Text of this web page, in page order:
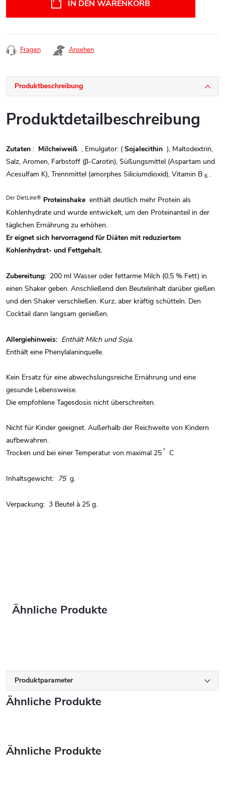
IN DEN WARENKORB
Fragen Ansehen
Produktbeschreibung
Produktdetailbeschreibung
Zutaten : Milcheiweiß , Emulgator: ( Sojalecithin ), Maltodextrin,
Salz, Aromen, Farbstoff (β-Carotin), Süßungsmittel (Aspartam und
Acesulfam K), Trennmittel (amorphes Siliciumdioxid), Vitamin B 6 .
Der DietLine® Proteinshake enthält deutlich mehr Protein als
Kohlenhydrate und wurde entwickelt, um den Proteinanteil in der
täglichen Ernährung zu erhöhen.
Er eignet sich hervorragend für Diäten mit reduziertem
Kohlenhydrat- und Fettgehalt.
Zubereitung: 200 ml Wasser oder fettarme Milch (0,5 % Fett) in
einen Shaker geben. Anschließend den Beutelinhalt darüber gießen
und den Shaker verschließen. Kurz, aber kräftig schütteln. Den
Cocktail dann langsam genießen.
Allergiehinweis: Enthält Milch und Soja.
Enthält eine Phenylalaninquelle.
Kein Ersatz für eine abwechslungsreiche Ernährung und eine
gesunde Lebensweise.
Die empfohlene Tagesdosis nicht überschreiten.
Nicht für Kinder geeignet. Außerhalb der Reichweite von Kindern
aufbewahren.
Trocken und bei einer Temperatur von maximal 25 ° C
Inhaltsgewicht: 75 g.
Verpackung: 3 Beutel à 25 g.
Produktparameter